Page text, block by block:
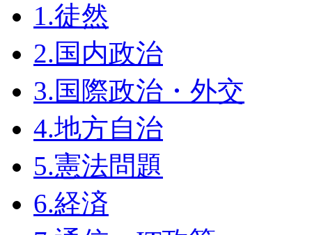
1.徒然
2.国内政治
3.国際政治・外交
4.地方自治
5.憲法問題
6.経済